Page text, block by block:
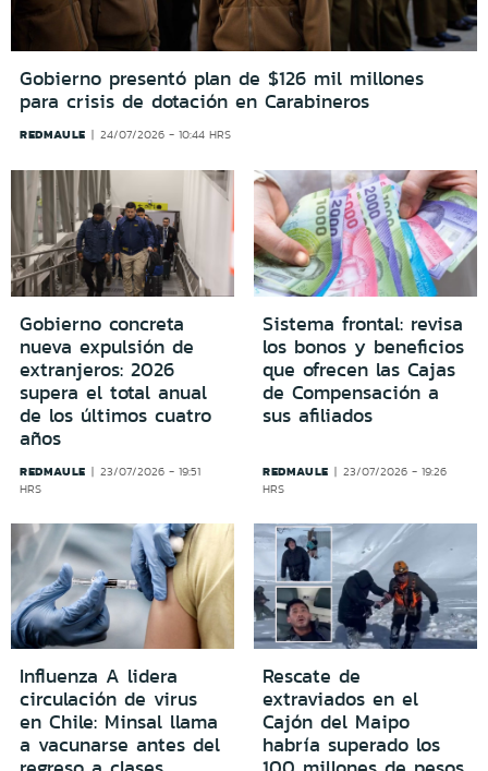
Gobierno presentó plan de $126 mil millones
para crisis de dotación en Carabineros
REDMAULE 24/07/2026 - 10:44 HRS
Gobierno concreta
nueva expulsión de
extranjeros: 2026
supera el total anual
de los últimos cuatro
años
REDMAULE
23/07/2026 - 19:51
HRS
Sistema frontal: revisa
los bonos y beneficios
que ofrecen las Cajas
de Compensación a
sus afiliados
REDMAULE
23/07/2026 - 19:26
HRS
Influenza A lidera
circulación de virus
en Chile: Minsal llama
a vacunarse antes del
Rescate de
extraviados en el
Cajón del Maipo
habría superado los